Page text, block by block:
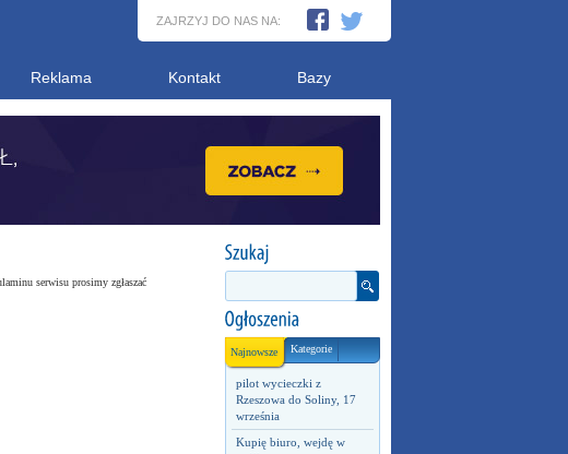
ZAJRZYJ DO NAS NA:
Reklama Kontakt Bazy
Najnowsze Kategorie
pilot wycieczki z
Rzeszowa do Soliny, 17
września
Kupię biuro, wejdę w
serwisu prosimy zgłaszać